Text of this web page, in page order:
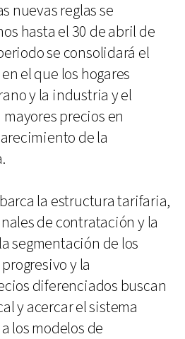
nuevas reglas se
hasta el 30 de abril de
se consolidará el
el que los hogares
y la industria y el
precios en
de la
la estructura tarifaria,
de contratación y la
segmentación de los
y la
diferenciados buscan
y acercar el sistema
los modelos de